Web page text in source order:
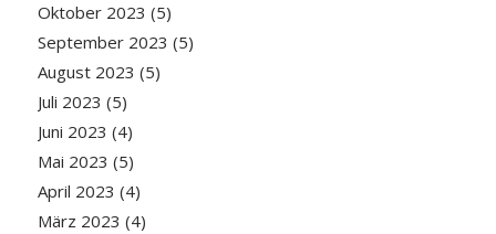
Oktober 2023 (5)
September 2023 (5)
August 2023 (5)
Juli 2023 (5)
Juni 2023 (4)
Mai 2023 (5)
April 2023 (4)
März 2023 (4)